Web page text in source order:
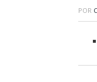
POR